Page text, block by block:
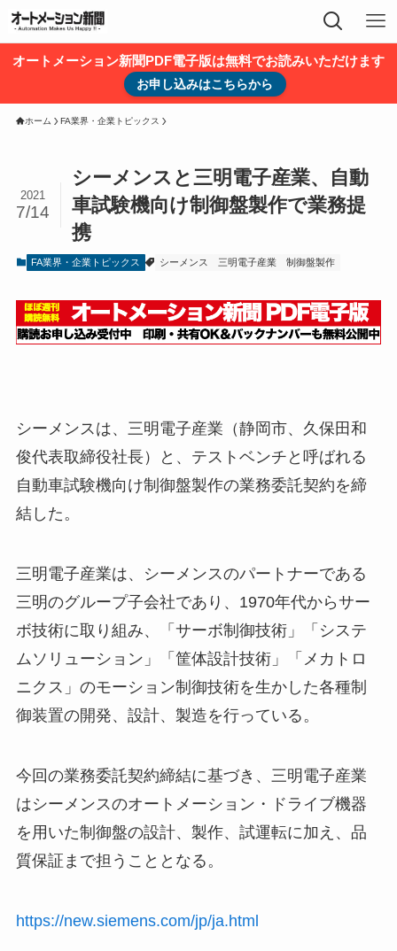
オートメーション新聞PDF電子版は無料でお読みいただけます
お申し込みはこちらから
ホーム FA業界・企業トピックス
シーメンスと三明電子産業、自動
車試験機向け制御盤製作で業務提
携
2021
7/14
FA業界・企業トピックス シーメンス 三明電子産業 制御盤製作
シーメンスは、三明電子産業（静岡市、久保田和
俊代表取締役社長）と、テストベンチと呼ばれる
自動車試験機向け制御盤製作の業務委託契約を締
結した。
三明電子産業は、シーメンスのパートナーである
三明のグループ子会社であり、1970年代からサー
ボ技術に取り組み、「サーボ制御技術」「システ
ムソリューション」「筐体設計技術」「メカトロ
ニクス」のモーション制御技術を生かした各種制
御装置の開発、設計、製造を行っている。
今回の業務委託契約締結に基づき、三明電子産業
はシーメンスのオートメーション・ドライブ機器
を用いた制御盤の設計、製作、試運転に加え、品
質保証まで担うこととなる。
https://new.siemens.com/jp/ja.html